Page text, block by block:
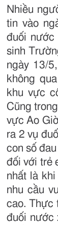
Nhiều
tin vào
đuối nước
sinh
ngày 13/
không
khu vực
Cũng
vực Ao
ra 2 vụ
con số
đối với trẻ
nhất là
nhu cầu
cao. Thực
đuối nước